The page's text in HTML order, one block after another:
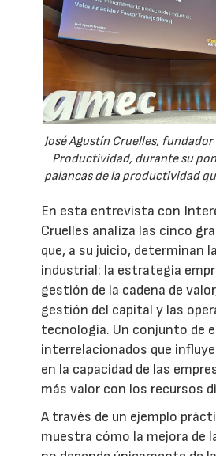
José Agustín Cruelles,
Productividad, durante su
palancas de la productividad
En esta entrevista con
Cruelles analiza las cinco
que, a su juicio, determinan
industrial: la estrategia
gestión de la cadena de
gestión del capital y las
tecnología. Un conjunto de
interrelacionados que
en la capacidad de las
más valor con los recursos
A través de un ejemplo
muestra cómo la mejora de